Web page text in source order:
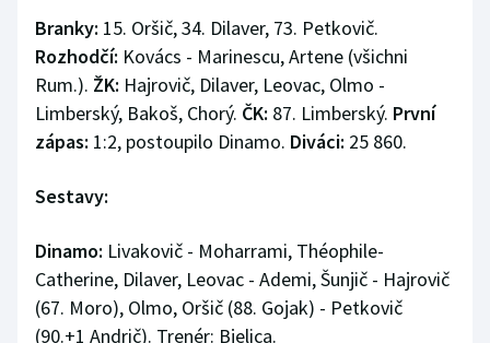
Branky: 15. Oršič, 34. Dilaver, 73. Petkovič.
Rozhodčí: Kovács - Marinescu, Artene (všichni
Rum.). ŽK: Hajrovič, Dilaver, Leovac, Olmo -
Limberský, Bakoš, Chorý. ČK: 87. Limberský. První
zápas: 1:2, postoupilo Dinamo. Diváci: 25 860.
Sestavy:
Dinamo: Livakovič - Moharrami, Théophile-
Catherine, Dilaver, Leovac - Ademi, Šunjič - Hajrovič
(67. Moro), Olmo, Oršič (88. Gojak) - Petkovič
(90.+1 Andrič). Trenér: Bjelica.